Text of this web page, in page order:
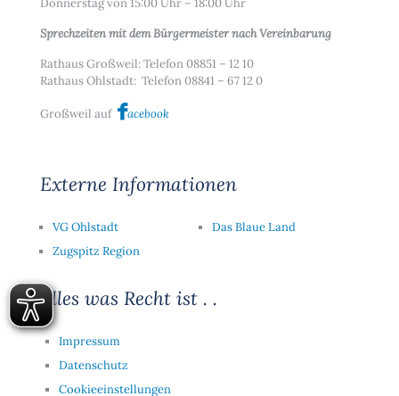
Donnerstag von 15:00 Uhr – 18:00 Uhr
Sprechzeiten mit dem Bürgermeister nach Vereinbarung
Rathaus Großweil: Telefon 08851 – 12 10
Rathaus Ohlstadt: Telefon 08841 – 67 12 0
Großweil auf acebook
Externe Informationen
VG Ohlstadt
Zugspitz Region
Das Blaue Land
Alles was Recht ist . .
Impressum
Datenschutz
Cookieeinstellungen